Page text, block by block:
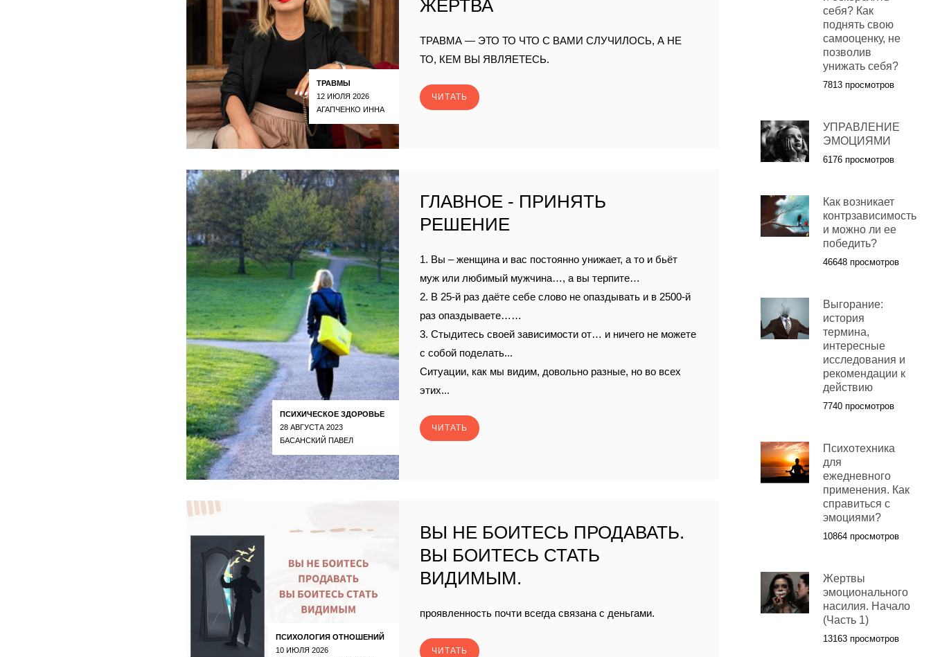
ТРАВМЫ
12 ИЮЛЯ 2026
АГАПЧЕНКО ИННА
ЖЕРТВА
ТРАВМА — ЭТО ТО ЧТО С ВАМИ СЛУЧИЛОСЬ, А НЕ
ТО, КЕМ ВЫ ЯВЛЯЕТЕСЬ.
ЧИТАТЬ
ПСИХИЧЕСКОЕ ЗДОРОВЬЕ
28 АВГУСТА 2023
БАСАНСКИЙ ПАВЕЛ
ГЛАВНОЕ - ПРИНЯТЬ
РЕШЕНИЕ
1. Вы – женщина и вас постоянно унижает, а то и бьёт
муж или любимый мужчина…, а вы терпите…
2. В 25-й раз даёте себе слово не опаздывать и в 2500-й
раз опаздываете……
3. Стыдитесь своей зависимости от… и ничего не можете
с собой поделать...
Ситуации, как мы видим, довольно разные, но во всех
этих...
ЧИТАТЬ
ПСИХОЛОГИЯ ОТНОШЕНИЙ
10 ИЮЛЯ 2026
ВЫ НЕ БОИТЕСЬ ПРОДАВАТЬ.
ВЫ БОИТЕСЬ СТАТЬ
ВИДИМЫМ.
проявленность почти всегда связана с деньгами.
ЧИТАТЬ
себя? Как
поднять свою
самооценку, не
позволив
унижать себя?
7813 просмотров
УПРАВЛЕНИЕ
ЭМОЦИЯМИ
6176 просмотров
Как возникает
контрзависимость
и можно ли ее
победить?
46648 просмотров
Выгорание:
история
термина,
интересные
исследования и
рекомендации к
действию
7740 просмотров
Психотехника
для
ежедневного
применения. Как
справиться с
эмоциями?
10864 просмотров
Жертвы
эмоционального
насилия. Начало
(Часть 1)
13163 просмотров